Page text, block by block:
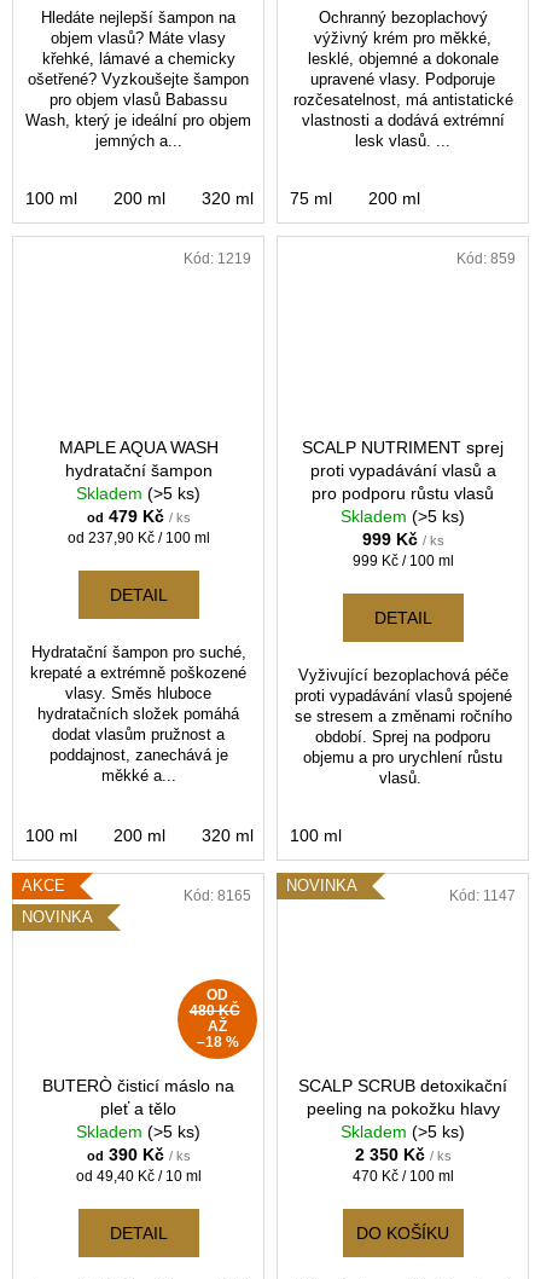
Hledáte nejlepší šampon na
objem vlasů? Máte vlasy
křehké, lámavé a chemicky
ošetřené? Vyzkoušejte šampon
pro objem vlasů Babassu
Wash, který je ideální pro objem
jemných a...
100 ml 200 ml 320 ml 1000 ml
Ochranný bezoplachový
výživný krém pro měkké,
lesklé, objemné a dokonale
upravené vlasy. Podporuje
rozčesatelnost, má antistatické
vlastnosti a dodává extrémní
lesk vlasů. ...
75 ml 200 ml
MAPLE AQUA WASH
hydratační šampon
Skladem (>5 ks)
od 479 Kč / ks
Měrná
od 237,90 Kč / 100 ml
DETAIL
Hydratační šampon pro suché,
krepaté a extrémně poškozené
vlasy. Směs hluboce
hydratačních složek pomáhá
dodat vlasům pružnost a
poddajnost, zanechává je
měkké a...
100 ml 200 ml 320 ml 1000 ml
Kód: 1219
SCALP NUTRIMENT sprej
proti vypadávání vlasů a
pro podporu růstu vlasů
Skladem (>5 ks)
999 Kč / ks
Měrná
999 Kč / 100 ml
DETAIL
Vyživující bezoplachová péče
proti vypadávání vlasů spojené
se stresem a změnami ročního
období. Sprej na podporu
objemu a pro urychlení růstu
vlasů.
100 ml
Kód: 859
AKCE
NOVINKA
OD
480 KČ
AŽ
–18 %
BUTERÒ čisticí máslo na
pleť a tělo
Skladem (>5 ks)
od 390 Kč / ks
Měrná
od 49,40 Kč / 10 ml
DETAIL
Kód: 8165
NOVINKA
SCALP SCRUB detoxikační
peeling na pokožku hlavy
Skladem (>5 ks)
2 350 Kč / ks
Měrná
470 Kč / 100 ml
DO KOŠÍKU
Kód: 1147